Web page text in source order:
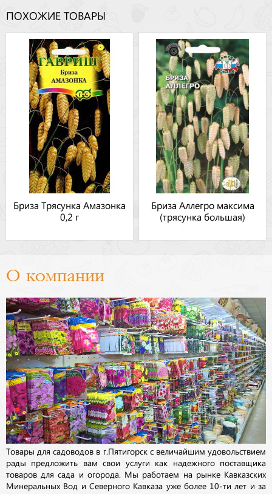
ПОХОЖИЕ ТОВАРЫ
Бриза Трясунка Амазонка
0,2 г
Бриза Аллегро максима
(трясунка большая)
О компании
Товары для садоводов в г.Пятигорск с величайшим удовольствием
рады предложить вам свои услуги как надежного поставщика
товаров для сада и огорода. Мы работаем на рынке Кавказских
Минеральных Вод и Северного Кавказа уже более 10-ти лет и за